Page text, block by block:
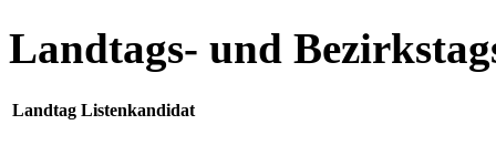
Landtags- und
Landtag Listenkandidat